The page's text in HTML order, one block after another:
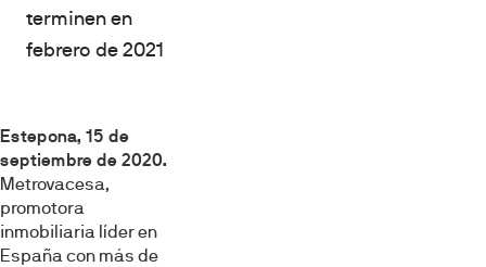
terminen en
febrero de 2021
Estepona, 15 de
septiembre de 2020.
Metrovacesa,
promotora
inmobiliaria líder en
España con más de